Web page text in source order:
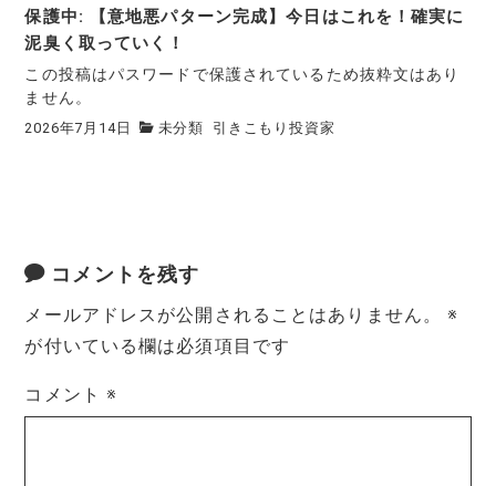
保護中: 【意地悪パターン完成】今日はこれを！確実に
泥臭く取っていく！
この投稿はパスワードで保護されているため抜粋文はあり
ません。
2026年7月14日 未分類 引きこもり投資家
コメントを残す
メールアドレスが公開されることはありません。
※
が付いている欄は必須項目です
コメント※